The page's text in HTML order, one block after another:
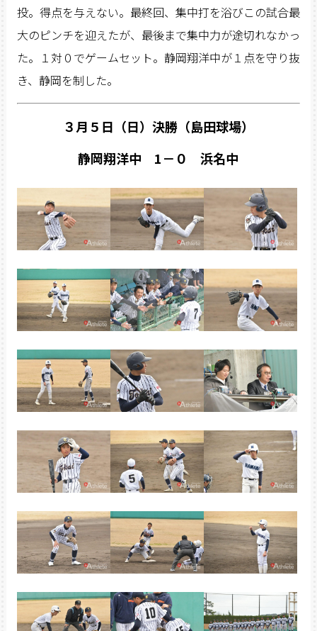
投。得点を与えない。最終回、集中打を浴びこの試合最
大のピンチを迎えたが、最後まで集中力が途切れなかっ
た。１対０でゲームセット。静岡翔洋中が１点を守り抜
き、静岡を制した。
３月５日（日）決勝（島田球場）
静岡翔洋中 1－０ 浜名中